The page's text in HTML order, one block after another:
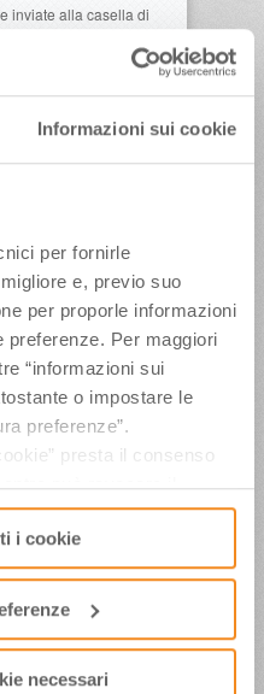
Informazioni sui cookie
per fornirle
e, previo suo
per proporle informazioni
preferenze. Per maggiori
“informazioni sui
o impostare le
preferenze”.
presta il consenso
può revocare il
i cookie necessari” e
necessari al corretto
i cookie
necessari
inviate alla casella di
per Logo Aziendale
per Logo
Emilia Romagna”
per Logo Aziendale